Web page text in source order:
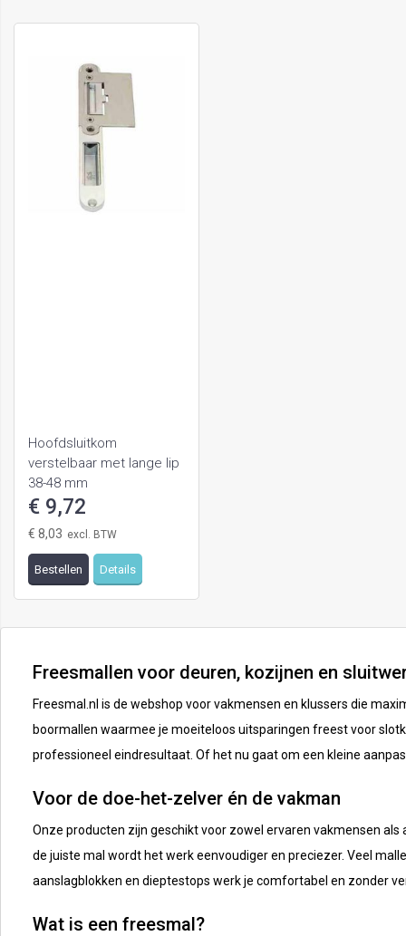
Hoofdsluitkom
verstelbaar met lange lip
38-48 mm
€ 9,72
€ 8,03
Bestellen Details
Freesmallen voor deuren, kozijnen en
Freesmal.nl is de webshop voor vakmensen en klussers die
boormallen waarmee je moeiteloos uitsparingen freest voor
professioneel eindresultaat. Of het nu gaat om een kleine
Voor de doe-het-zelver én de vakman
Onze producten zijn geschikt voor zowel ervaren vakmensen
de juiste mal wordt het werk eenvoudiger en preciezer. Veel
aanslagblokken en dieptestops werk je comfortabel en zonder
Wat is een freesmal?